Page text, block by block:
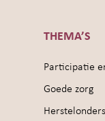
THEMA’S
Participatie
Goede zorg